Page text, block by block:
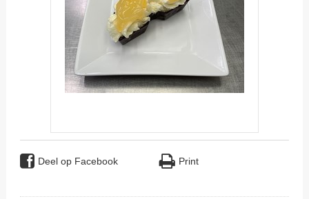
Deel op Facebook Print